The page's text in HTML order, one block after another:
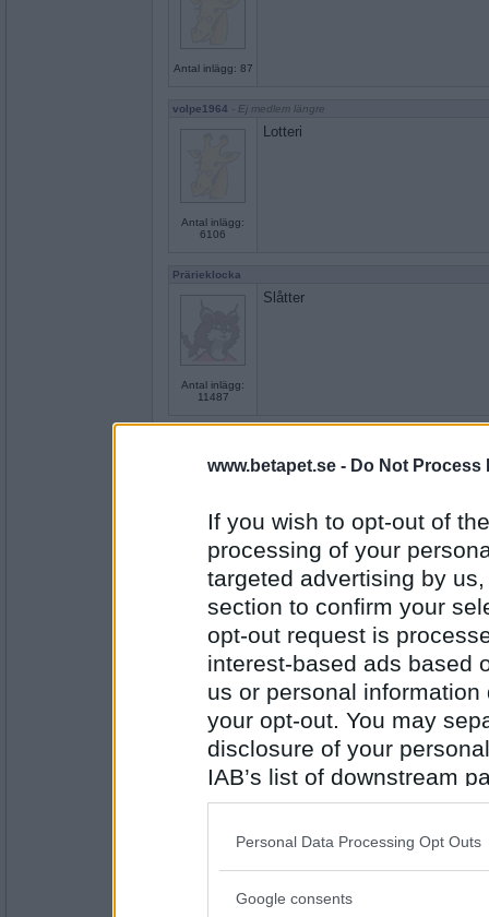
www.betapet.se - Do Not Process
If you wish to opt-out of
processing of your
targeted advertising by
section to confirm your
opt-out request is
interest-based ads based
us or personal
your opt-out. You may
disclosure of your
IAB’s list of downstream
also be disclosed by us
Downstream Participants
Please note that this
Personal Data Processing Opt Outs
Google consents
Antal inlägg: 87
volpe1964 - Ej medlem längre
Antal inlägg:
6106
Lotteri
Prärieklocka
Antal inlägg:
11487
Slåtter
Antal inlägg:
2978
Trivsel
volpe1964- Ej medlem längre
Antal inlägg:
6106
Slaveri
Prärieklocka